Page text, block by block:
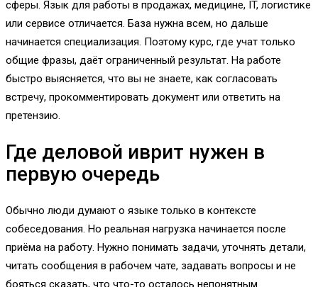
сферы. Язык для работы в продажах, медицине, IT, логистике
или сервисе отличается. База нужна всем, но дальше
начинается специализация. Поэтому курс, где учат только
общие фразы, даёт ограниченный результат. На работе
быстро выясняется, что вы не знаете, как согласовать
встречу, прокомментировать документ или ответить на
претензию.
Где деловой иврит нужен в
первую очередь
Обычно люди думают о языке только в контексте
собеседования. Но реальная нагрузка начинается после
приёма на работу. Нужно понимать задачи, уточнять детали,
читать сообщения в рабочем чате, задавать вопросы и не
бояться сказать, что что-то осталось непонятным.